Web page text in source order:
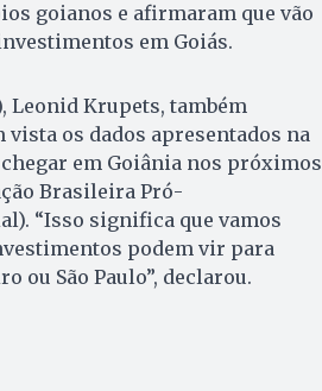
goianos e afirmaram que vão
em Goiás.
Leonid Krupets, também
os dados apresentados na
em Goiânia nos próximos
Brasileira Pró-
“Isso significa que vamos
podem vir para
ou São Paulo”, declarou.